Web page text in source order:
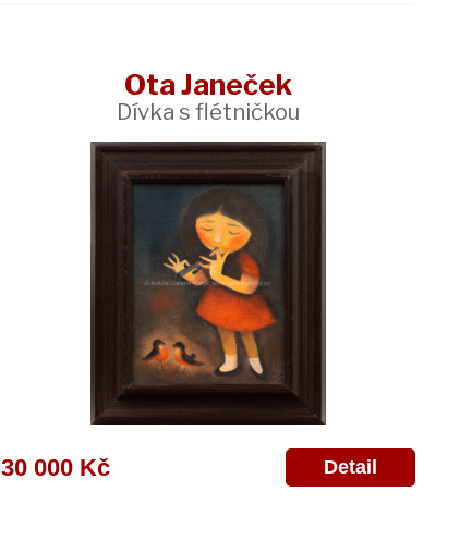
Ota Janeček
Dívka s flétničkou
30 000 Kč Detail